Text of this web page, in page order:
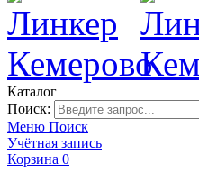
Каталог
Поиск:
Меню Поиск
Учётная запись
Корзина 0